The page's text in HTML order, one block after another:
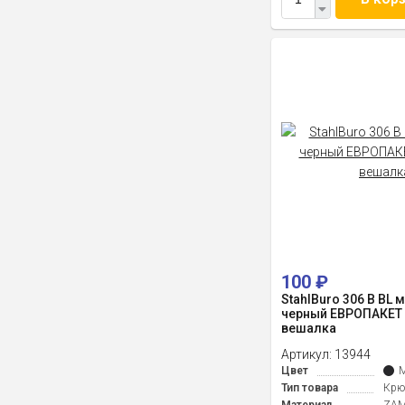
100 ₽
StahlBuro 306 B BL
черный
вешалка
Артикул: 13944
Цвет
Тип товара